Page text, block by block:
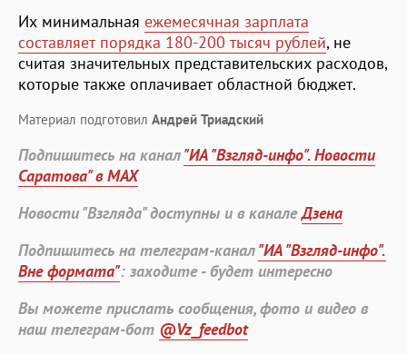
Их минимальная ежемесячная зарплата
составляет порядка 180-200 тысяч рублей, не
считая значительных представительских расходов,
которые также оплачивает областной бюджет.
Материал подготовил Андрей Триадский
Подпишитесь на канал"ИА "Взгляд-инфо". Новости
Саратова" в MAX
Новости "Взгляда" доступны и в каналеДзена
Подпишитесь на телеграм-канал"ИА "Взгляд-инфо".
Вне формата": заходите - будет интересно
Вы можете прислать сообщения, фото и видео в
наш телеграм-бот @Vz_feedbot